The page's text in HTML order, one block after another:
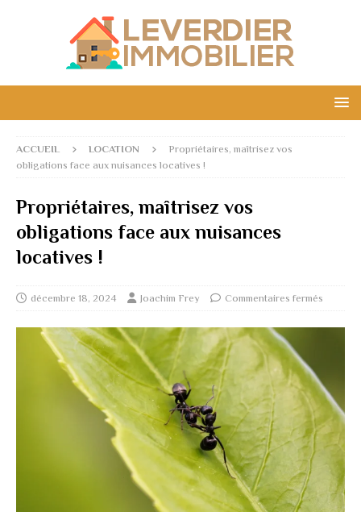
ACCUEIL LOCATION
Propriétaires, maîtrisez vos
obligations face aux nuisances locatives !
Propriétaires, maîtrisez vos
obligations face aux nuisances
locatives !
décembre 18, 2024 Joachim Frey Commentaires fermés